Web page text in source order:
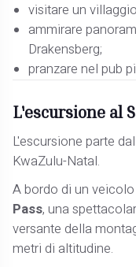
visitare un
ammirare
Drakensberg;
pranzare nel pub
L'escursione al
L'escursione parte
KwaZulu-Natal.
A bordo di un
Pass, una
versante della
metri di altitudine.